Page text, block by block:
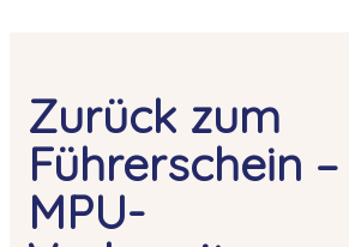
Zurück zum
Führerschein –
MPU-